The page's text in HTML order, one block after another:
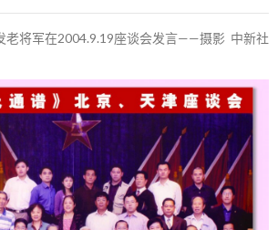
老将军在2004.9.19座谈会发言——摄影 中新社